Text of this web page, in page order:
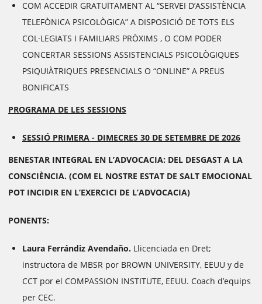
COM ACCEDIR GRATUÏTAMENT AL “SERVEI D’ASSISTÈNCIA
TELEFÒNICA PSICOLÒGICA” A DISPOSICIÓ DE TOTS ELS
COL·LEGIATS I FAMILIARS PRÒXIMS , O COM PODER
CONCERTAR SESSIONS ASSISTENCIALS PSICOLÒGIQUES
PSIQUIÀTRIQUES PRESENCIALS O “ONLINE” A PREUS
BONIFICATS
PROGRAMA DE LES SESSIONS
SESSIÓ PRIMERA - DIMECRES 30 DE SETEMBRE DE 2026
BENESTAR INTEGRAL EN L’ADVOCACIA: DEL DESGAST A LA
CONSCIÈNCIA. (COM EL NOSTRE ESTAT DE SALT EMOCIONAL
POT INCIDIR EN L’EXERCICI DE L’ADVOCACIA)
PONENTS:
Laura Ferrándiz Avendaño. Llicenciada en Dret;
instructora de MBSR por BROWN UNIVERSITY, EEUU y de
CCT por el COMPASSION INSTITUTE, EEUU. Coach d’equips
per CEC.